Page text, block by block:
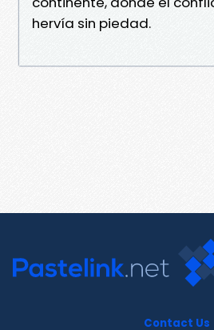
hervía sin piedad.
Contact Us